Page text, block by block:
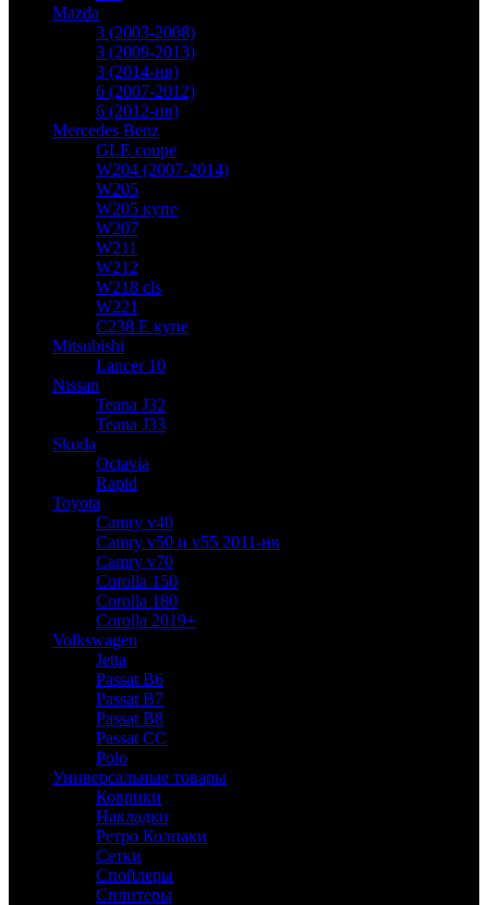
Mazda
3 (2003-2008)
3 (2009-2013)
3 (2014-нв)
6 (2007-2012)
6 (2012-нв)
Mercedes Benz
GLE coupe
W204 (2007-2014)
W205
W205 купе
W207
W211
W212
W218 cls
W221
C238 E купе
Mitsubishi
Lancer 10
Nissan
Teana J32
Teana J33
Skoda
Octavia
Rapid
Toyota
Camry v40
Camry v50 и v55 2011-нв
Camry v70
Corolla 150
Corolla 180
Corolla 2019+
Volkswagen
Jetta
Passat B6
Passat B7
Passat B8
Passat CC
Polo
Универсальные товары
Коврики
Накладки
Ретро Колпаки
Сетки
Спойлеры
Сплитеры